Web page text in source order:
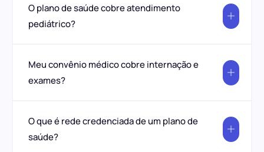
O plano de saúde cobre atendimento
pediátrico?
Meu convênio médico cobre internação e
exames?
O que é rede credenciada de um plano de
saúde?